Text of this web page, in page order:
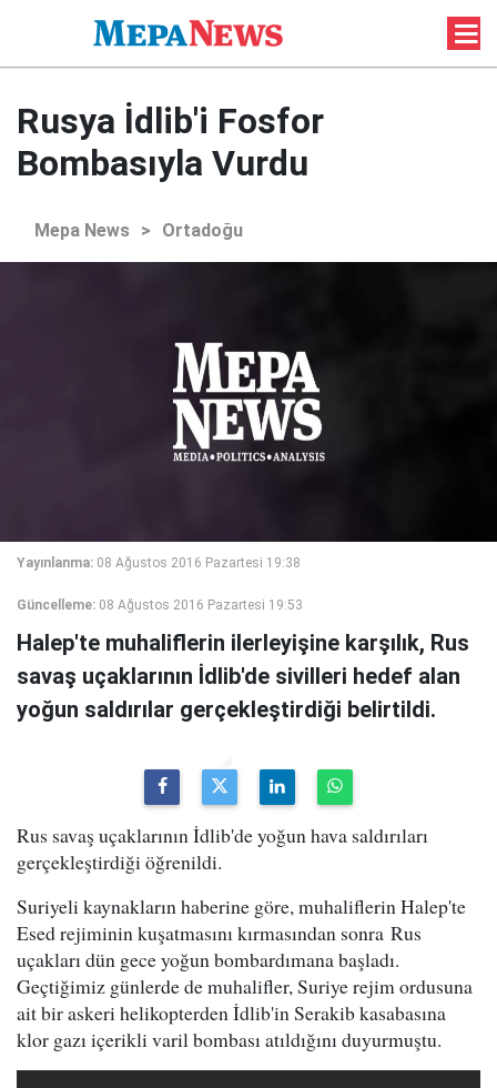
Rusya İdlib'i Fosfor
Bombasıyla Vurdu
Mepa News > Ortadoğu
Yayınlanma: 08 Ağustos 2016 Pazartesi 19:38
Güncelleme: 08 Ağustos 2016 Pazartesi 19:53
Halep'te muhaliflerin ilerleyişine karşılık, Rus
savaş uçaklarının İdlib'de sivilleri hedef alan
yoğun saldırılar gerçekleştirdiği belirtildi.
Rus savaş uçaklarının İdlib'de yoğun hava saldırıları
gerçekleştirdiği öğrenildi.
Suriyeli kaynakların haberine göre, muhaliflerin Halep'te
Esed rejiminin kuşatmasını kırmasından sonra Rus
uçakları dün gece yoğun bombardımana başladı.
Geçtiğimiz günlerde de muhalifler, Suriye rejim ordusuna
ait bir askeri helikopterden İdlib'in Serakib kasabasına
klor gazı içerikli varil bombası atıldığını duyurmuştu.